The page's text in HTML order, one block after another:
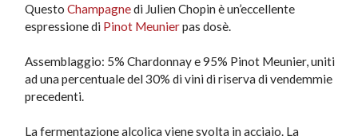
QuestoChampagnedi Julien Chopin è un’eccellente
espressione di Pinot Meunierpas dosè.
Assemblaggio: 5% Chardonnay e 95% Pinot Meunier, uniti
ad una percentuale del 30% di vini di riserva di vendemmie
precedenti.
La fermentazione alcolica viene svolta in acciaio. La